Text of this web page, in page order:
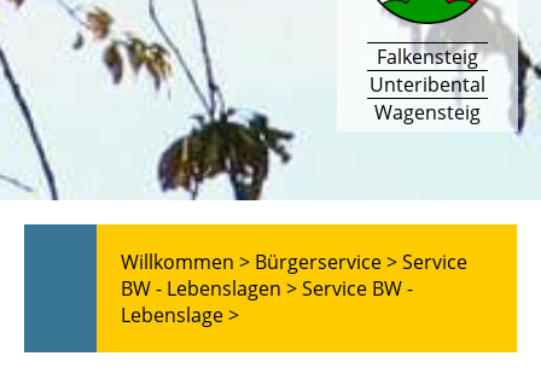
Falkensteig
Unteribental
Wagensteig
Willkommen > Bürgerservice >Service
BW - Lebenslagen >Service BW -
Lebenslage >